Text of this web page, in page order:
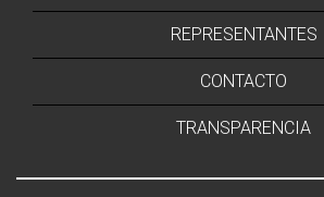
REPRESENTANTES
CONTACTO
TRANSPARENCIA